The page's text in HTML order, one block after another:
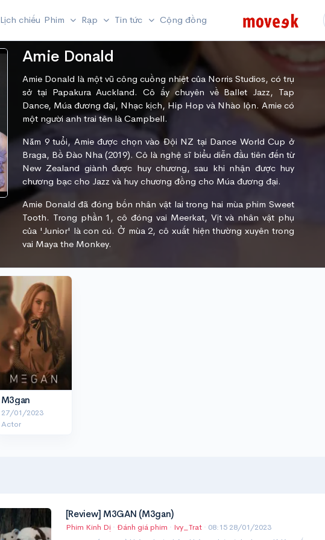
Lịch chiếu Phim Rạp Tin tức Cộng đồng
Amie Donald
Amie Donald là một vũ công cuồng nhiệt của Norris Studios, có trụ
sở tại Papakura Auckland. Cô ấy chuyên về Ballet Jazz, Tap
Dance, Múa đương đại, Nhạc kịch, Hip Hop và Nhào lộn. Amie có
một người anh trai tên là Campbell.
Năm 9 tuổi, Amie được chọn vào Đội NZ tại Dance World Cup ở
Braga, Bồ Đào Nha (2019). Cô là nghệ sĩ biểu diễn đầu tiên đến từ
New Zealand giành được huy chương, sau khi nhận được huy
chương bạc cho Jazz và huy chương đồng cho Múa đương đại.
Amie Donald đã đóng bốn nhân vật lai trong hai mùa phim Sweet
Tooth. Trong phần 1, cô đóng vai Meerkat, Vịt và nhân vật phụ
của 'Junior' là con cú. Ở mùa 2, cô xuất hiện thường xuyên trong
vai Maya the Monkey.
M3gan
27/01/2023
Actor
[Review] M3GAN (M3gan)
Phim Kinh Dị· Đánh giá phim · Ivy_Trat · 08:15 28/01/2023